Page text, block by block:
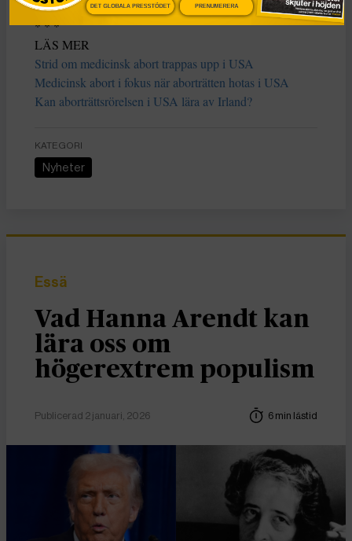
* * *
LÄS MER
Strid om medicinsk abort trappas upp i USA
Medicinsk abort i fokus när aborträtten hotas i USA
Kan aborträttsrörelsen i USA lära av Irland?
KATEGORI
Nyheter
Essä
Vad Hanna Arendt kan
lära oss om
högerextrem populism
Publicerad 2 januari, 2026 6 min lästid
DET GLOBALA PRESSTÖDET PRENUMERERA